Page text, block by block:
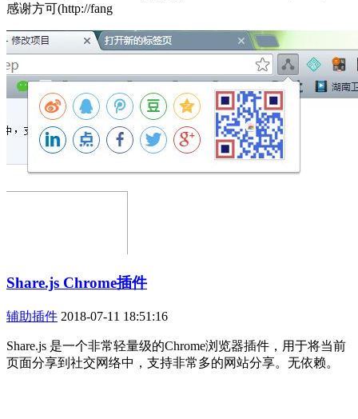
感谢方可(http://fang
Share.js Chrome插件
辅助插件 2018-07-11 18:51:16
Share.js 是一个非常轻量级的Chrome浏览器插件，用于将当前
页面分享到社交网络中，支持非常多的网站分享。无依赖。